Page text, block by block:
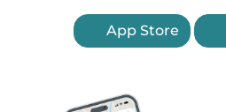
App Store